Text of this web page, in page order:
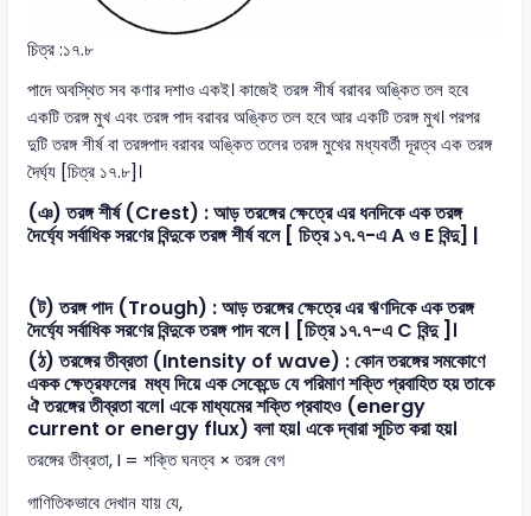
চিত্র :১৭.৮
পাদে অবস্থিত সব কণার দশাও একই। কাজেই তরঙ্গ শীর্ষ বরাবর অঙ্কিত তল হবে
একটি তরঙ্গ মুখ এবং তরঙ্গ পাদ বরাবর অঙ্কিত তল হবে আর একটি তরঙ্গ মুখ। পরপর
দুটি তরঙ্গ শীর্ষ বা তরঙ্গপাদ বরাবর অঙ্কিত তলের তরঙ্গ মুখের মধ্যবর্তী দূরত্ব এক তরঙ্গ
দৈর্ঘ্য [চিত্র ১৭.৮]।
(ঞ) তরঙ্গ শীর্ষ (Crest) : আড় তরঙ্গের ক্ষেত্রে এর ধনদিকে এক তরঙ্গ
দৈর্ঘ্যে সর্বাধিক সরণের বিন্দুকে তরঙ্গ শীর্ষ বলে [ চিত্র ১৭.৭-এ A ও E বিন্দু] |
(ট) তরঙ্গ পাদ (Trough) : আড় তরঙ্গের ক্ষেত্রে এর ঋণদিকে এক তরঙ্গ
দৈর্ঘ্যে সর্বাধিক সরণের বিন্দুকে তরঙ্গ পাদ বলে | [চিত্র ১৭.৭-এ C বিন্দু ]।
(ঠ) তরঙ্গের তীব্রতা (Intensity of wave) : কোন তরঙ্গের সমকোণে
একক ক্ষেত্রফলের মধ্য দিয়ে এক সেকেন্ডে যে পরিমাণ শক্তি প্রবাহিত হয় তাকে
ঐ তরঙ্গের তীব্রতা বলে। একে মাধ্যমের শক্তি প্রবাহও (energy
current or energy flux) বলা হয়। একে দ্বারা সূচিত করা হয়।
তরঙ্গের তীব্রতা, I = শক্তি ঘনত্ব × তরঙ্গ বেগ
গাণিতিকভাবে দেখান যায় যে,